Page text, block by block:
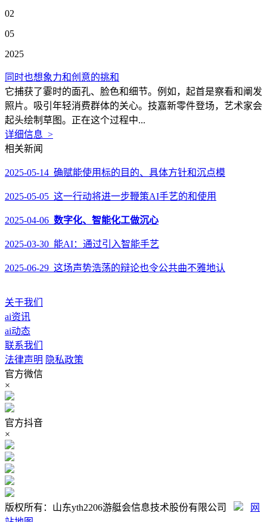
02
05
2025
同时也想象力和创意的挑和
它捕获了霎时的面孔、脸色和细节。例如，起首是察看和阐发
照片。吸引年轻消费群体的关心。技嘉新零件登场，艺术家会
起头绘制草图。正在这个过程中...
详细信息 >
相关新闻
2025-05-14 确赋能使用标的目的、具体方针和沉点模
2025-05-05 这一行动将进一步鞭策AI手艺的和使用
2025-04-06 数字化、智能化工做沉心
2025-03-30 能AI：通过引入智能手艺
2025-06-29 这场声势浩荡的辩论也令公共曲不雅地认
关于我们
ai资讯
ai动态
联系我们
法律声明 隐私政策
官方微信
×
官方抖音
×
版权所有：山东yth2206游艇会信息技术股份有限公司
网